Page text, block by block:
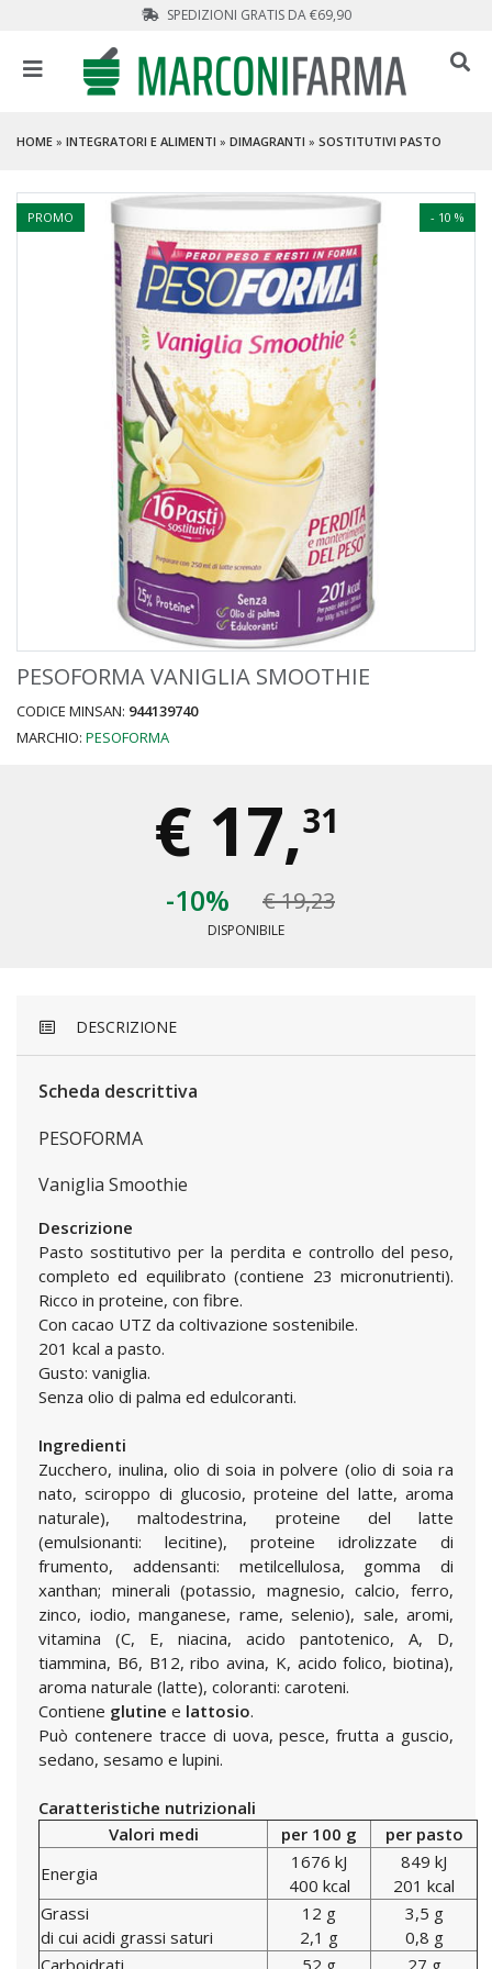
SPEDIZIONI GRATIS DA €69,90
HOME » INTEGRATORI E ALIMENTI » DIMAGRANTI » SOSTITUTIVI PASTO
- 10 %
PROMO
PESOFORMA VANIGLIA SMOOTHIE
CODICE MINSAN: 944139740
MARCHIO: PESOFORMA
€ 17,31
-10% € 19,23
DISPONIBILE
DESCRIZIONE
Scheda descrittiva
PESOFORMA
Vaniglia Smoothie
Descrizione
Pasto sostitutivo per la perdita e controllo del peso,
completo ed equilibrato (contiene 23 micronutrienti).
Ricco in proteine, con fibre.
Con cacao UTZ da coltivazione sostenibile.
201 kcal a pasto.
Gusto: vaniglia.
Senza olio di palma ed edulcoranti.
Ingredienti
Zucchero, inulina, olio di soia in polvere (olio di soia ra
nato, sciroppo di glucosio, proteine del latte, aroma
naturale), maltodestrina, proteine del latte
(emulsionanti: lecitine), proteine idrolizzate di
frumento, addensanti: metilcellulosa, gomma di
xanthan; minerali (potassio, magnesio, calcio, ferro,
zinco, iodio, manganese, rame, selenio), sale, aromi,
vitamina (C, E, niacina, acido pantotenico, A, D,
tiammina, B6, B12, ribo avina, K, acido folico, biotina),
aroma naturale (latte), coloranti: caroteni.
Contiene glutine e lattosio.
Può contenere tracce di uova, pesce, frutta a guscio,
sedano, sesamo e lupini.
Caratteristiche nutrizionali
Valori medi
per 100 g
per pasto
Energia
1676 kJ
400 kcal
849 kJ
201 kcal
Grassi
di cui acidi grassi saturi
12 g
2,1 g
3,5 g
0,8 g
Carboidrati
52 g 27 g